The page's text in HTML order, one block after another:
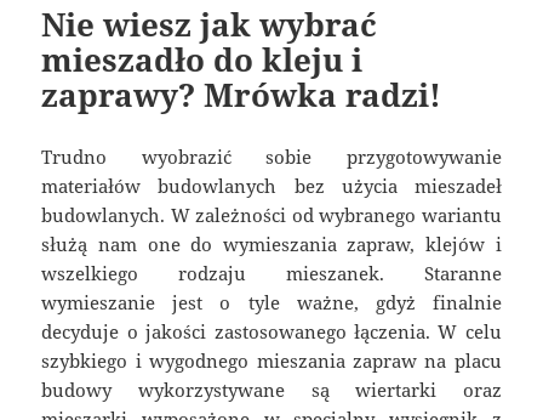
Nie wiesz jak wybrać
mieszadło do kleju i
zaprawy? Mrówka radzi!
Trudno wyobrazić sobie przygotowywanie
materiałów budowlanych bez użycia mieszadeł
budowlanych. W zależności od wybranego wariantu
służą nam one do wymieszania zapraw, klejów i
wszelkiego rodzaju mieszanek. Staranne
wymieszanie jest o tyle ważne, gdyż finalnie
decyduje o jakości zastosowanego łączenia. W celu
szybkiego i wygodnego mieszania zapraw na placu
budowy wykorzystywane są wiertarki oraz